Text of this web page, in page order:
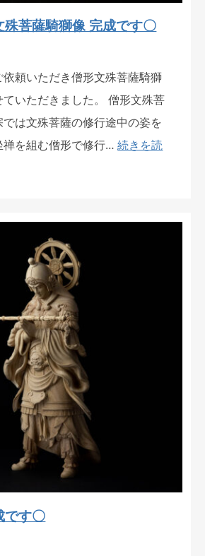
殊菩薩騎獅像 完成です〇
頼いただき僧形文殊菩薩騎獅
いただきました。 僧形文殊菩
は文殊菩薩の修行途中の姿を
禅を組む僧形で修行…続きを読
です〇